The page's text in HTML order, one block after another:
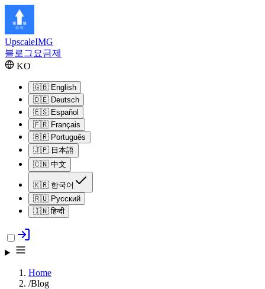
UpscaleIMG
블로그 요금제
KO
🇬🇧 English
🇩🇪 Deutsch
🇪🇸 Español
🇫🇷 Français
🇧🇷 Português
🇯🇵 日本語
🇨🇳 中文
🇰🇷 한국어
🇷🇺 Русский
🇮🇳 हिन्दी
Home
/Blog